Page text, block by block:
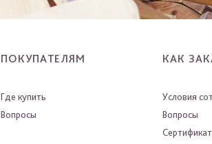
ПОКУПАТЕЛЯМ
Где купить
Вопросы
КАК
Условия
Вопросы